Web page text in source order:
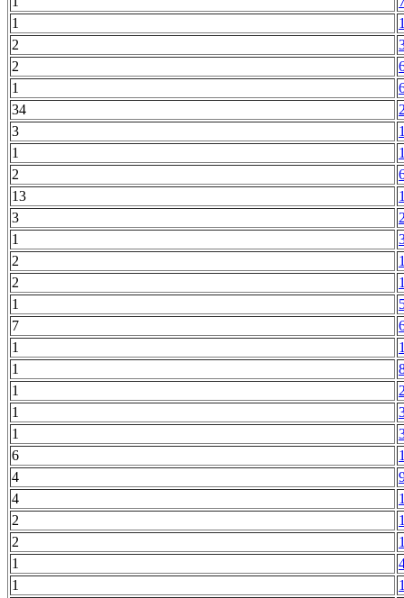
1
2
2
1
34
3
1
2
13
3
1
2
2
1
7
1
1
1
1
1
6
4
4
2
2
1
1